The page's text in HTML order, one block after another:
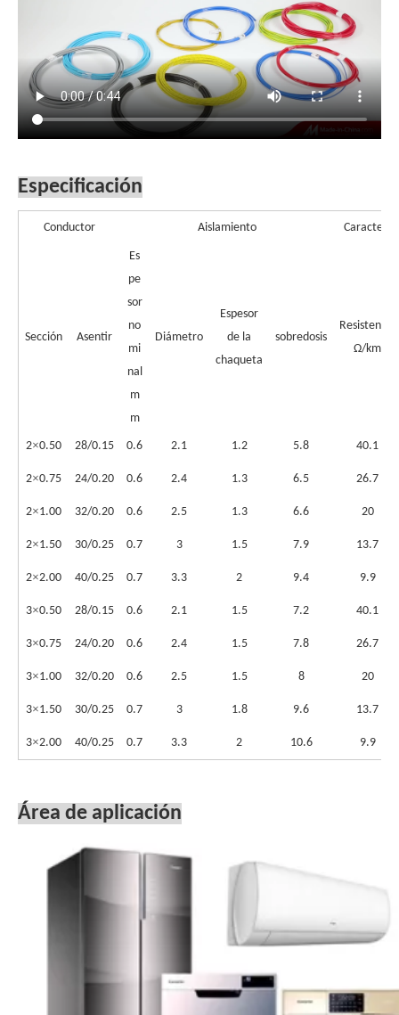
Especificación
Conductor Aislamiento
Sección Asentir
Es
pe
sor
no
mi
nal
m
m
Diámetro
Espesor
de la
chaqueta
sobredosis
Resistencia
Ω/km
2×0.50 28/0.15 0.6 2.1 1.2 5.8 40.1
2×0.75 24/0.20 0.6 2.4 1.3 6.5 26.7
2×1.00 32/0.20 0.6 2.5 1.3 6.6 20
2×1.50 30/0.25 0.7 3 1.5 7.9 13.7
2×2.00 40/0.25 0.7 3.3 2 9.4 9.9
3×0.50 28/0.15 0.6 2.1 1.5 7.2 40.1
3×0.75 24/0.20 0.6 2.4 1.5 7.8 26.7
3×1.00 32/0.20 0.6 2.5 1.5 8 20
3×1.50 30/0.25 0.7 3 1.8 9.6 13.7
3×2.00 40/0.25 0.7 3.3 2 10.6 9.9
Área de aplicación